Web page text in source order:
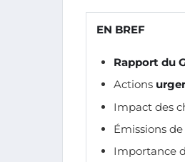
EN BREF
Rapport du
Actions
Impact des
Émissions de
Importance